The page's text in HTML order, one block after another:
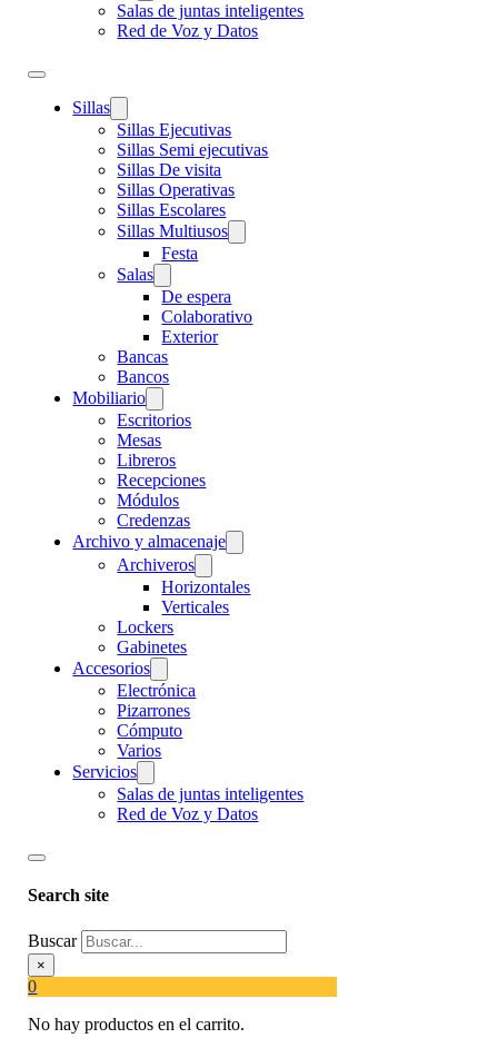
Salas de juntas inteligentes
Red de Voz y Datos
Sillas
Sillas Ejecutivas
Sillas Semi ejecutivas
Sillas De visita
Sillas Operativas
Sillas Escolares
Sillas Multiusos
Festa
Salas
De espera
Colaborativo
Exterior
Bancas
Bancos
Mobiliario
Escritorios
Mesas
Libreros
Recepciones
Módulos
Credenzas
Archivo y almacenaje
Archiveros
Horizontales
Verticales
Lockers
Gabinetes
Accesorios
Electrónica
Pizarrones
Cómputo
Varios
Servicios
Salas de juntas inteligentes
Red de Voz y Datos
Search site
Buscar
×
0
No hay productos en el carrito.